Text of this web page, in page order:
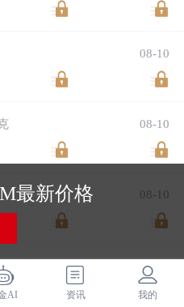
AI 资讯 我的
08-10
08-10
08-10
元/千克 08-10
最新价格